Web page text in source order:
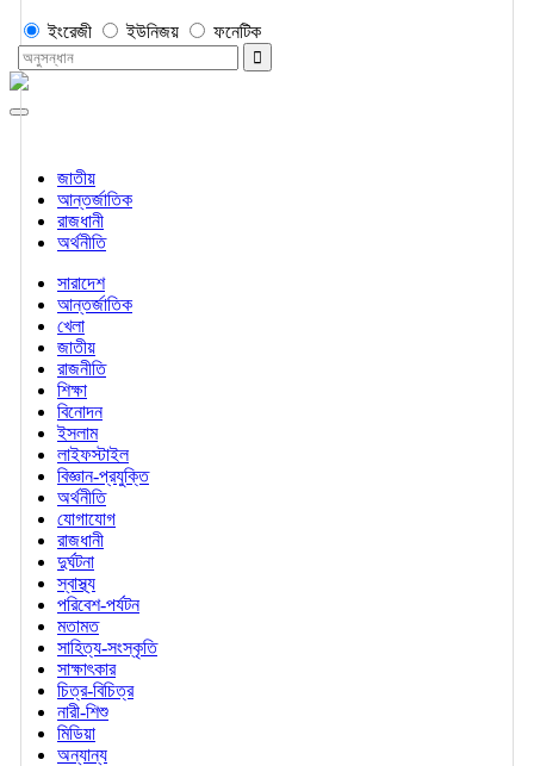
ইংরেজী ইউনিজয় ফনেটিক
জাতীয়
আন্তর্জাতিক
রাজধানী
অর্থনীতি
সারাদেশ
আন্তর্জাতিক
খেলা
জাতীয়
রাজনীতি
শিক্ষা
বিনোদন
ইসলাম
লাইফস্টাইল
বিজ্ঞান-প্রযুক্তি
অর্থনীতি
যোগাযোগ
রাজধানী
দুর্ঘটনা
স্বাস্থ্য
পরিবেশ-পর্যটন
মতামত
সাহিত্য-সংস্কৃতি
সাক্ষাৎকার
চিত্র-বিচিত্র
নারী-শিশু
মিডিয়া
অন্যান্য